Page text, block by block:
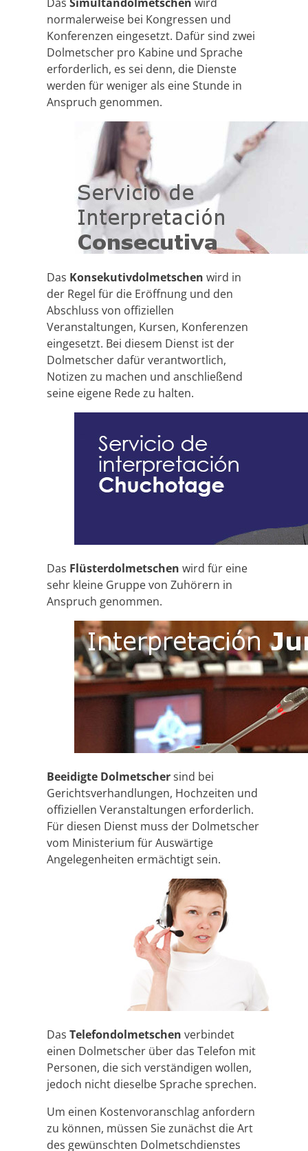
normalerweise bei Kongressen und
Konferenzen eingesetzt. Dafür sind zwei
Dolmetscher pro Kabine und Sprache
erforderlich, es sei denn, die Dienste
werden für weniger als eine Stunde in
Anspruch genommen.
Das Konsekutivdolmetschen wird in
der Regel für die Eröffnung und den
Abschluss von offiziellen
Veranstaltungen, Kursen, Konferenzen
eingesetzt. Bei diesem Dienst ist der
Dolmetscher dafür verantwortlich,
Notizen zu machen und anschließend
seine eigene Rede zu halten.
Das Flüsterdolmetschen wird für eine
sehr kleine Gruppe von Zuhörern in
Anspruch genommen.
Beeidigte Dolmetschersind bei
Gerichtsverhandlungen, Hochzeiten und
offiziellen Veranstaltungen erforderlich.
Für diesen Dienst muss der Dolmetscher
vom Ministerium für Auswärtige
Angelegenheiten ermächtigt sein.
Das Telefondolmetschen verbindet
einen Dolmetscher über das Telefon mit
Personen, die sich verständigen wollen,
jedoch nicht dieselbe Sprache sprechen.
Um einen Kostenvoranschlag anfordern
zu können, müssen Sie zunächst die Art
des gewünschten Dolmetschdienstes